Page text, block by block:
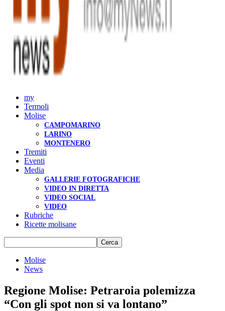
my
Termoli
Molise
CAMPOMARINO
LARINO
MONTENERO
Tremiti
Eventi
Media
GALLERIE FOTOGRAFICHE
VIDEO IN DIRETTA
VIDEO SOCIAL
VIDEO
Rubriche
Ricette molisane
Molise
News
Regione Molise: Petraroia polemizza
“Con gli spot non si va lontano”